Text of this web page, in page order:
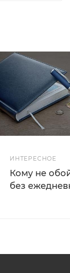
ИНТЕРЕСНОЕ
Кому не
без